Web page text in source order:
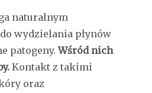
naturalnym
wydzielania płynów
patogeny.Wśród nich
Kontakt z takimi
oraz